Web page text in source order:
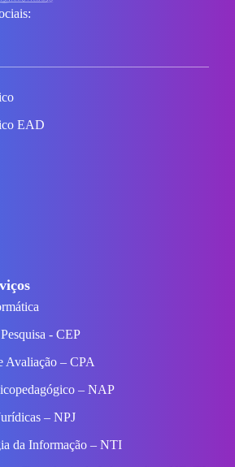
EAD
- CEP
Avaliação – CPA
– NAP
– NPJ
da Informação – NTI